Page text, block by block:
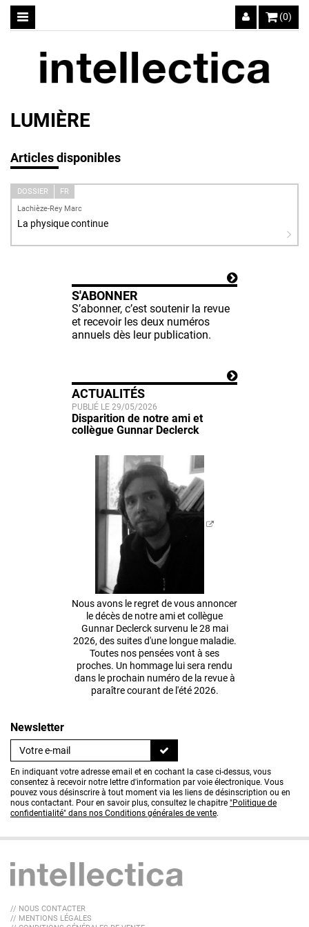
(0)
LUMIÈRE
Articles disponibles
DOSSIER
FR
Lachièze-Rey Marc
La physique continue
S'ABONNER
S’abonner, c’est soutenir la revue
et recevoir les deux numéros
annuels dès leur publication.
ACTUALITÉS
PUBLIÉ LE 29/05/2026
Disparition de notre ami et
collègue Gunnar Declerck
Nous avons le regret de vous annoncer
le décès de notre ami et collègue
Gunnar Declerck survenu le 28 mai
2026, des suites d'une longue maladie.
Toutes nos pensées vont à ses
proches. Un hommage lui sera rendu
dans le prochain numéro de la revue à
paraître courant de l'été 2026.
Newsletter
En indiquant votre adresse email et en cochant la case ci-dessus, vous
consentez à recevoir notre lettre d'information par voie électronique. Vous
pouvez vous désinscrire à tout moment via les liens de désinscription ou en
nous contactant. Pour en savoir plus, consultez le chapitre "Politique de
confidentialité" dans nos Conditions générales de vente.
// NOUS CONTACTER
// MENTIONS LÉGALES